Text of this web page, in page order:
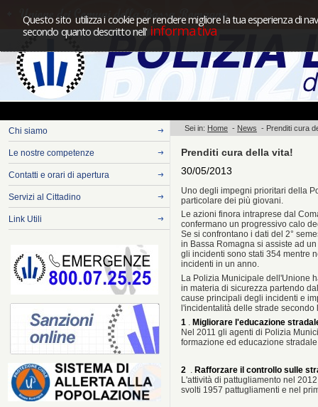
Questo sito utilizza i cookie per rendere migliore la tua esperienza di
secondo quanto descritto nell'informativa
Chi siamo
Le nostre competenze
Contatti e orari di apertura
Servizi al Cittadino
Link Utili
Sei in: Home - News - Prenditi cura
Prenditi cura della vita!
30/05/2013
Uno degli impegni prioritari della
particolare dei più giovani.
Le azioni finora intraprese dal
confermano un progressivo calo
Se si confrontano i dati del 2°
in Bassa Romagna si assiste ad
gli incidenti sono stati 354 mentre
incidenti in un anno.
La Polizia Municipale dell'Unione
in materia di sicurezza partendo
cause principali degli incidenti e
l'incidentalità delle strade secondo
1
Migliorare l'educazione
Nel 2011 gli agenti di Polizia
formazione ed educazione
2
Rafforzare il controllo sulle
L'attività di pattugliamento nel
svolti 1957 pattugliamenti e nel